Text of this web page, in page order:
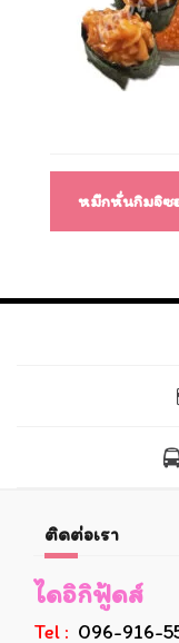
แนะแนว
เรื่องหมึกหั่นกิมจิซ
ติดต่อเรา
ไดอิกิฟู้ดส์
Tel : 096-916-